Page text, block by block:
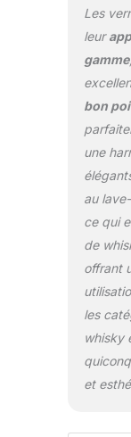
Les
leur
gamme
bon
une
au
ce qui
de
offrant
les
whisky
et